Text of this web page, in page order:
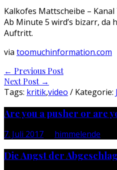
Kalkofes Mattscheibe – Kanal
Ab Minute 5 wird’s bizarr, da
Auftritt.
via toomuchinformation.com
Post
navigation
← Previous Post
Next Post →
Tags: kritik,video / Kategorie:
Are you a pusher or are
7. Juli 2017 himmelende
Die Angst der